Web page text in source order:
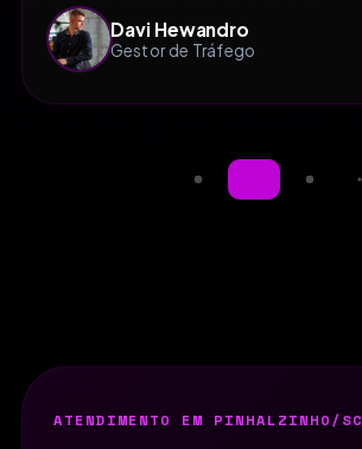
Davi Hewandro
Gestor de Tráfego
ATENDIMENTO EM PINHALZINHO/SC